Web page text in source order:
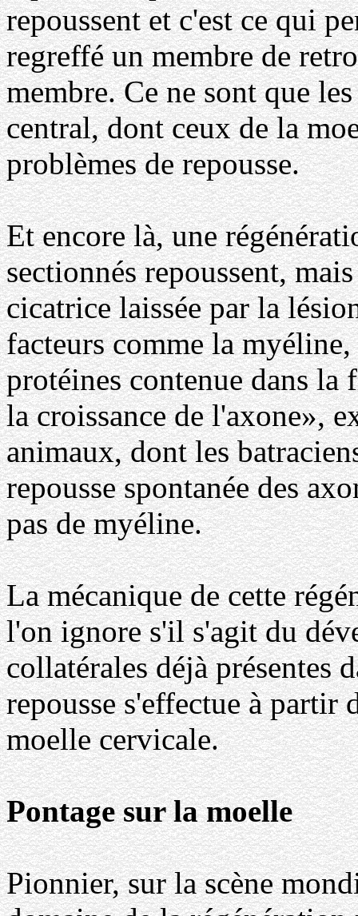
repoussent et c'est ce qui
regreffé un membre de
membre. Ce ne sont que
central, dont ceux de la
problèmes de repousse.
Et encore là, une
sectionnés repoussent,
cicatrice laissée par la
facteurs comme la
protéines contenue dans
la croissance de l'axone»,
animaux, dont les
repousse spontanée des
pas de myéline.
La mécanique de cette
l'on ignore s'il s'agit du
collatérales déjà présentes
repousse s'effectue à partir
moelle cervicale.
Pontage sur la moelle
Pionnier, sur la scène